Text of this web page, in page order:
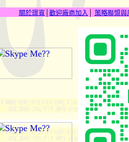
關於璟寬│ 歡迎廠商加入 策略聯盟與